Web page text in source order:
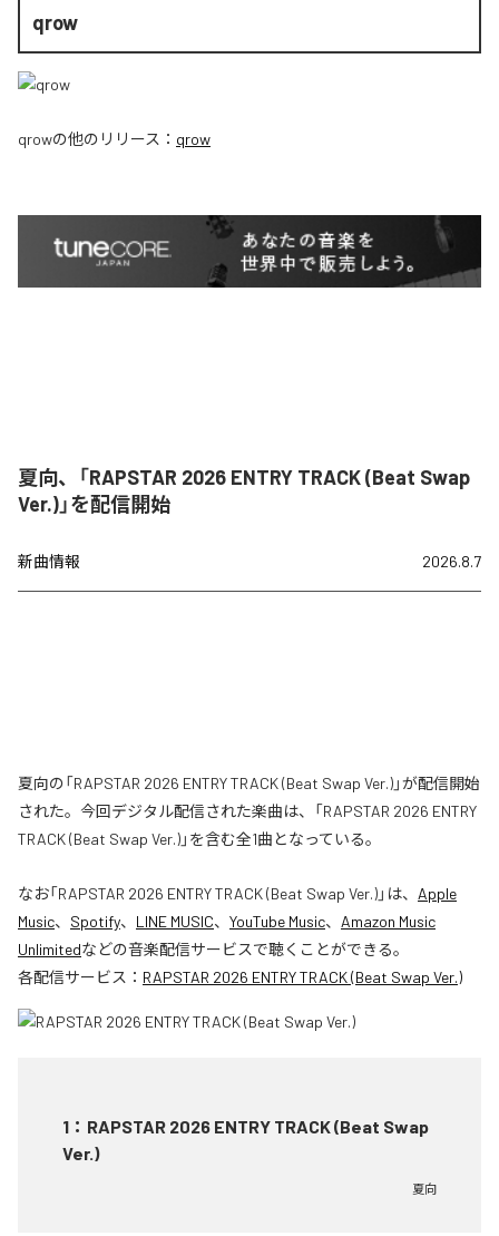
qrow
qrowの他のリリース： qrow
夏向、「RAPSTAR 2026 ENTRY TRACK (Beat Swap
Ver.)」を配信開始
新曲情報 2026.8.7
夏向の「RAPSTAR 2026 ENTRY TRACK (Beat Swap Ver.)」が配信開始
された。今回デジタル配信された楽曲は、「RAPSTAR 2026 ENTRY
TRACK (Beat Swap Ver.)」を含む全1曲となっている。
なお「RAPSTAR 2026 ENTRY TRACK (Beat Swap Ver.)」は、 Apple
Music、 Spotify、 LINE MUSIC、 YouTube Music、 Amazon Music
Unlimitedなどの音楽配信サービスで聴くことができる。
各配信サービス： RAPSTAR 2026 ENTRY TRACK (Beat Swap Ver.)
1 ： RAPSTAR 2026 ENTRY TRACK (Beat Swap
Ver.)
夏向